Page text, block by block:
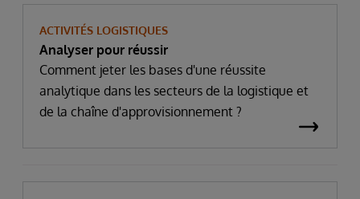
ACTIVITÉS LOGISTIQUES
Analyser pour réussir
Comment jeter les bases d'une réussite
analytique dans les secteurs de la logistique et
de la chaîne d'approvisionnement ?